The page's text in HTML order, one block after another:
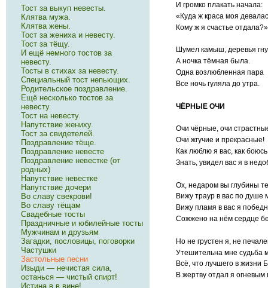
И громко плакать начала:
«Куда ж краса моя
Кому ж я счастье отдала?»
Шумел камыш, деревья
А ночка тёмная была.
Одна возлюбленная пара
Все ночь гуляла до утра.
ЧЁРНЫЕ ОЧИ
Очи чёрные, очи
Очи жгучие и прекрасные!
Как люблю я вас, как
Знать, увидел вас я в
Ох, недаром вы глубины
Вижу траур в вас по душе
Вижу пламя в вас я
Сожжено на нём сердце
Но не грустен я, не
Утешительна мне судьба
Всё, что лучшего в жизни
В жертву отдал я огневым
Тост за выкуп невесты.
Клятва мужа.
Клятва жены.
Тост за жениха и невесту.
Тост за тёщу.
И ещё немного тостов за
невесту.
Тосты в стихах за невесту.
Специальный тост непьющих.
Родительское поздравление.
Ещё несколько тостов за
невесту.
Тост на невесту.
Напутствие жениху.
Тост за свидетелей.
Поздравление тёще.
Поздравление невесте
Поздравление невестке (от
родных)
Напутствие невестке
Напутствие дочери
Во славу свекрови!
Во славу тёщам
Свадебные тосты
Праздничные и юбилейные тосты
Мужчинам и друзьям
Загадки, пословицы, поговорки
Частушки
Застольные песни
Изыди — нечистая сила,
останься — чистый спирт!
Истина в в вине!